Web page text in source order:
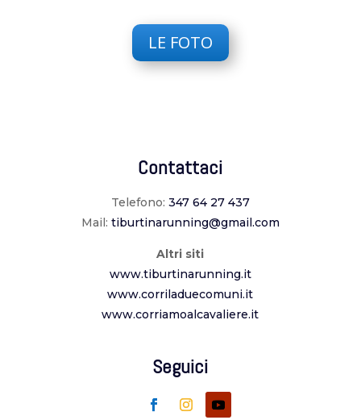
LE FOTO
Contattaci
Telefono: 347 64 27 437
Mail: tiburtinarunning@gmail.com
Altri siti
www.tiburtinarunning.it
www.corriladuecomuni.it
www.corriamoalcavaliere.it
Seguici